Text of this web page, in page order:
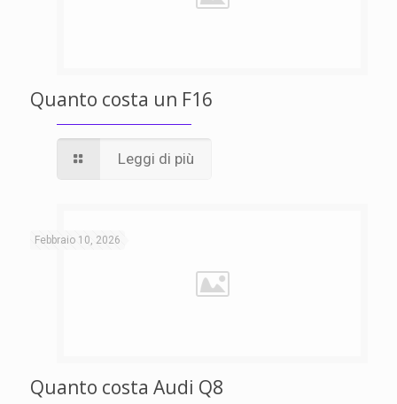
Quanto costa un F16
Leggi di più
Febbraio 10, 2026
Quanto costa Audi Q8